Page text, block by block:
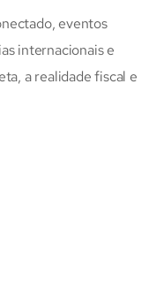
eventos
internacionais e
a realidade fiscal e